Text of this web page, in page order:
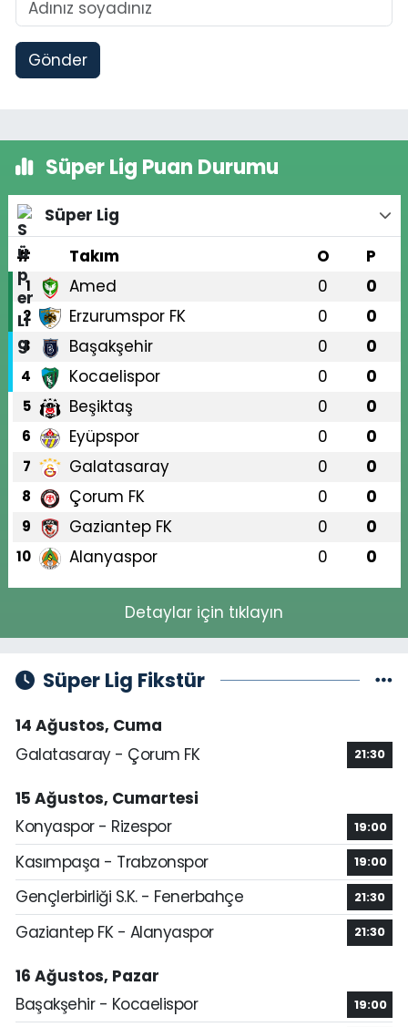
Gönder
Süper Lig Puan Durumu
Süper Lig
#
Takım O P
1 Amed 0 0
2 Erzurumspor FK 0 0
3 Başakşehir 0 0
4 Kocaelispor 0 0
5 Beşiktaş 0 0
6 Eyüpspor 0 0
7 Galatasaray 0 0
8 Çorum FK 0 0
9 Gaziantep FK 0 0
10 Alanyaspor 0 0
Detaylar için tıklayın
Süper Lig Fikstür
14 Ağustos, Cuma
Galatasaray - Çorum FK
21:30
15 Ağustos, Cumartesi
Konyaspor - Rizespor
19:00
Kasımpaşa - Trabzonspor 19:00
Gençlerbirliği S.K. - Fenerbahçe 21:30
Gaziantep FK - Alanyaspor 21:30
16 Ağustos, Pazar
Başakşehir - Kocaelispor
19:00